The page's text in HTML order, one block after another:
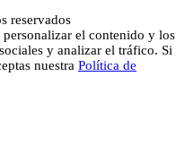
reservados
el contenido y los
y analizar el tráfico. Si
nuestra Política de